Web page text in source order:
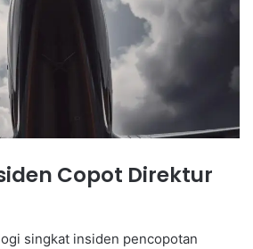
Copot Direktur
singkat insiden pencopotan